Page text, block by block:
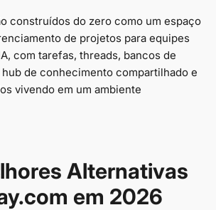
construídos do zero como um espaço
de projetos para equipes
com tarefas, threads, bancos de
de conhecimento compartilhado e
vivendo em um ambiente
Alternativas
em 2026